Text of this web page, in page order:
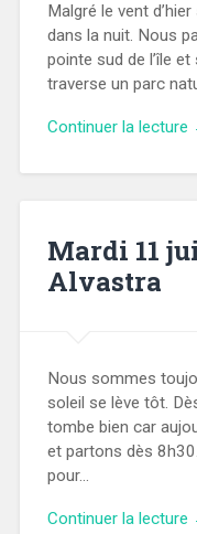
Malgré le vent
dans la nuit. Nous
pointe sud de l’île
traverse un parc
Continuer la lecture
Mardi 11
Alvastra
Nous sommes
soleil se lève tôt.
tombe bien car
et partons dès
pour…
Continuer la lecture